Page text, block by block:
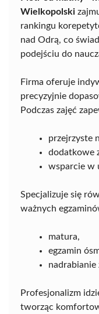
Wielkopolski
rankingu
nad Odrą, co
podejściu do
Firma oferuje
precyzyjnie
Podczas zajęć
przejrzyste
dodatkowe
wsparcie w
Specjalizuje się
ważnych
matura,
egzamin
nadrabianie
Profesjonalizm
tworząc